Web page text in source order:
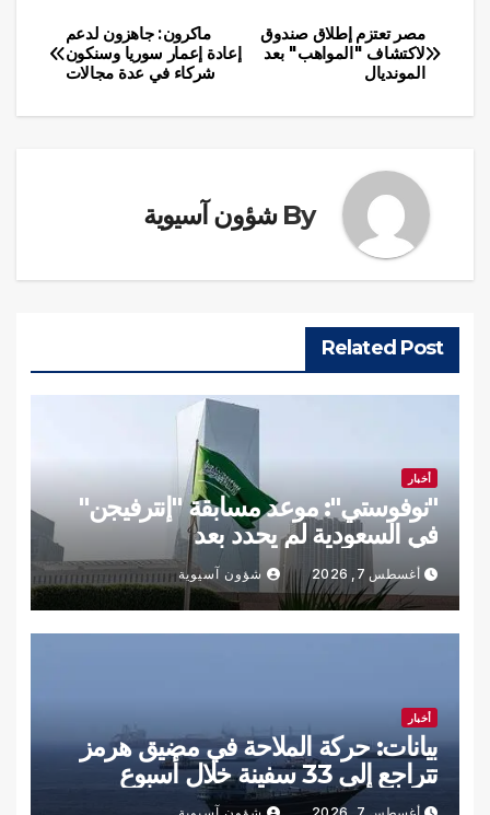
تصفّح
المقالات
ماكرون: جاهزون لدعم
إعادة إعمار سوريا وسنكون
شركاء في عدة مجالات
مصر تعتزم إطلاق صندوق
لاكتشاف "المواهب" بعد
المونديال
By شؤون آسيوية
Related Post
أخبار
"نوفوستي": موعد مسابقة "إنترفيجن"
في السعودية لم يحدد بعد
أغسطس 7, 2026 شؤون آسيوية
أخبار
بيانات: حركة الملاحة في مضيق هرمز
تتراجع إلى 33 سفينة خلال أسبوع